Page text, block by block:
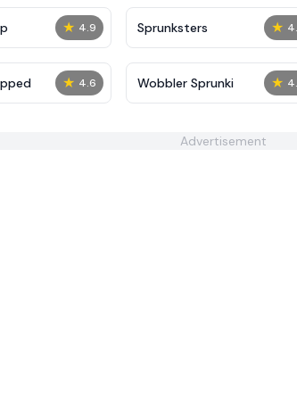
★ 4.9 ★
Sprunksters
★ 4.6 ★
Wobbler Sprunki
Advertisement